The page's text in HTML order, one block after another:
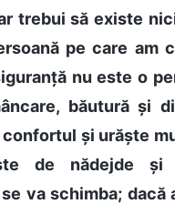
trebui să existe
pe care am
nu este o
băutură și
și urăște
de nădejde și
va schimba; dacă